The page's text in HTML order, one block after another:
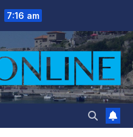
7:16 am